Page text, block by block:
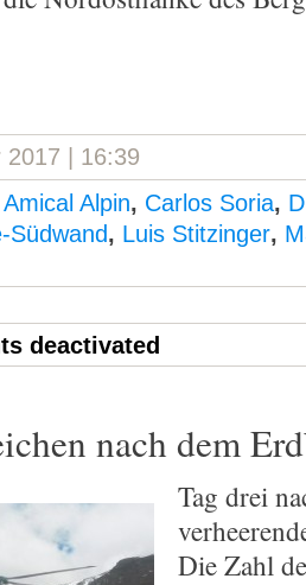
2017 | 16:39
Amical Alpin, Carlos Soria,
Südwand, Luis Stitzinger,
deactivated
nach dem
Tag drei
Die Zahl